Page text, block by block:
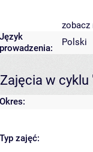
zobacz
Język
prowadzenia:
Polski
Zajęcia w cyklu
Okres:
Typ zajęć: